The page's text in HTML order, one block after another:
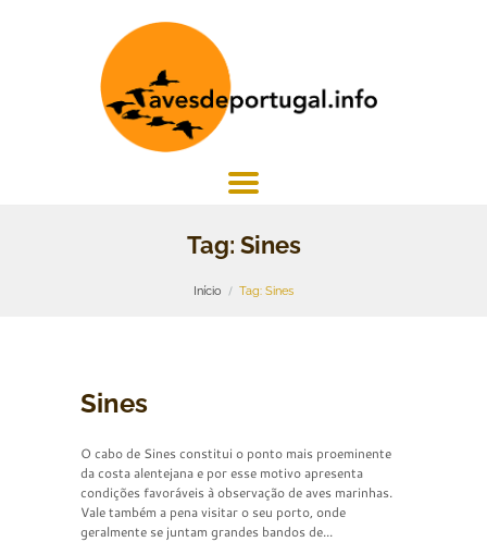
Tag: Sines
Início Tag: Sines
Sines
O cabo de Sines constitui o ponto mais proeminente
da costa alentejana e por esse motivo apresenta
condições favoráveis à observação de aves marinhas.
Vale também a pena visitar o seu porto, onde
geralmente se juntam grandes bandos de...